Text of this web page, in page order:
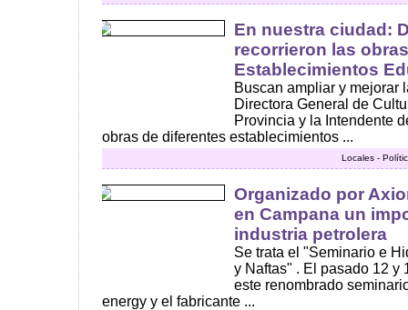
En nuestra ciudad:
recorrieron las
Establecimientos
Buscan ampliar y mejorar
Directora General de
Provincia y la Intendente
obras de diferentes establecimientos ...
Locales -
Organizado por
en Campana un
industria petrolera
Se trata el "Seminario e
y Naftas" . El pasado 12 y
este renombrado
energy y el fabricante ...